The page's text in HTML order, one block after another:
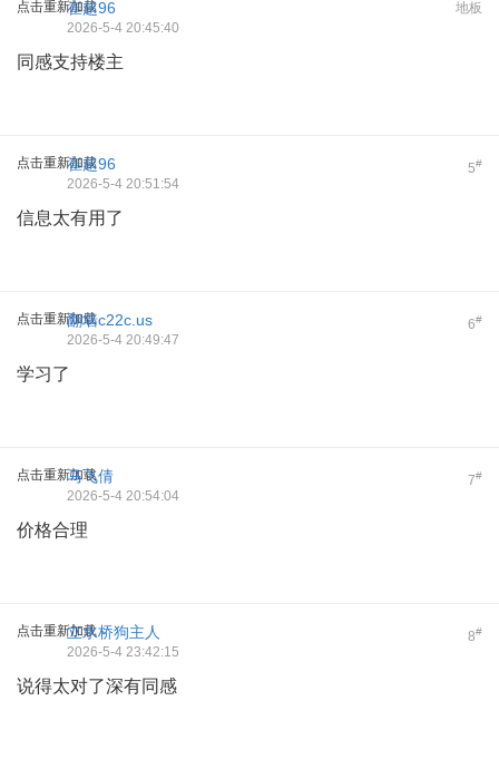
点击重新加载 地板
崔超96
2026-5-4 20:45:40
同感支持楼主
点击重新加载 5#
崔超96
2026-5-4 20:51:54
信息太有用了
点击重新加载 6#
翻墙c22c.us
2026-5-4 20:49:47
学习了
点击重新加载 7#
马飞倩
2026-5-4 20:54:04
价格合理
点击重新加载 8#
立水桥狗主人
2026-5-4 23:42:15
说得太对了深有同感